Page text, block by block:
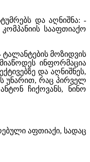
და აღნიშნა: -
სააფთიაქო
ტალანტების მოზიდვის
ინფორმაცია
და აღნიშნეს,
უნარით, რაც პირველ
ჩიქოვანს, ნინო
აფთიაქი, სადაც